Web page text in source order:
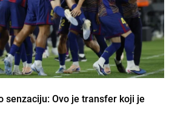
senzaciju: Ovo je transfer koji je